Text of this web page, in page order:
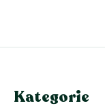
a
Kategorie